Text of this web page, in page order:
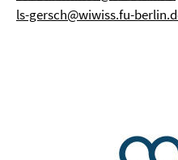
ls-gersch@wiwiss.fu-